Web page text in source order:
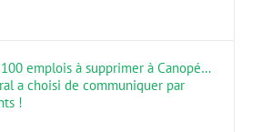
emplois à supprimer à Canopé…
a choisi de communiquer par
!